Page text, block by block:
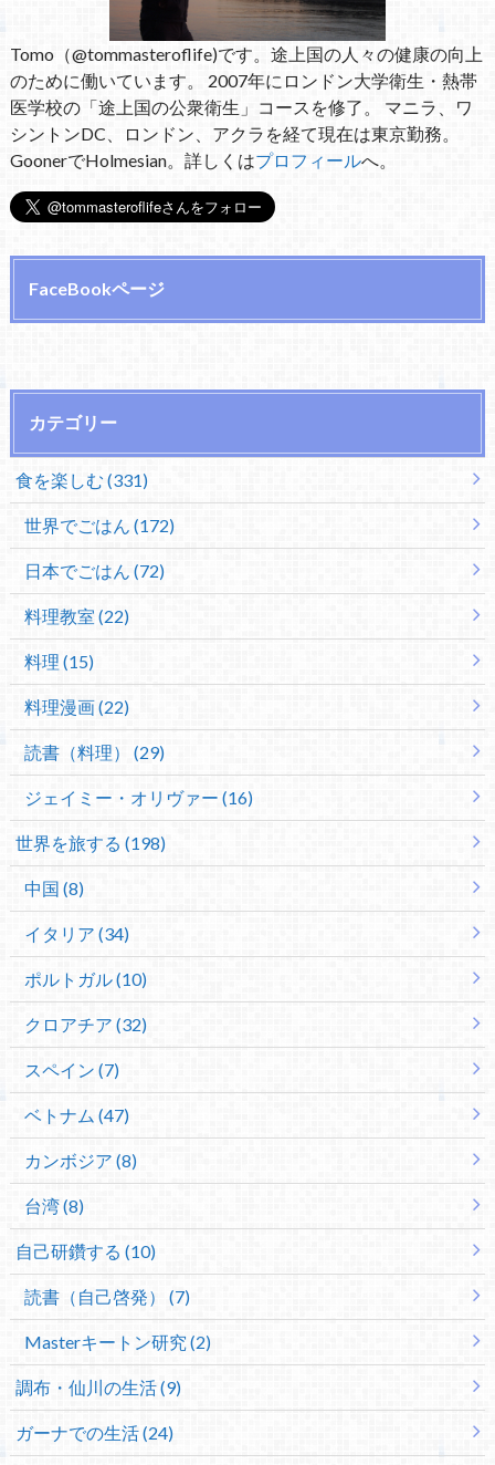
Tomo（@tommasteroflife)です。途上国の人々の健康の向上
のために働いています。 2007年にロンドン大学衛生・熱帯
医学校の「途上国の公衆衛生」コースを修了。 マニラ、ワ
シントンDC、ロンドン、アクラを経て現在は東京勤務。
GoonerでHolmesian。詳しくはプロフィールへ。
FaceBookページ
カテゴリー
食を楽しむ (331)
世界でごはん (172)
日本でごはん (72)
料理教室 (22)
料理 (15)
料理漫画 (22)
読書（料理） (29)
ジェイミー・オリヴァー (16)
世界を旅する (198)
中国 (8)
イタリア (34)
ポルトガル (10)
クロアチア (32)
スペイン (7)
ベトナム (47)
カンボジア (8)
台湾 (8)
自己研鑽する (10)
読書（自己啓発） (7)
Masterキートン研究 (2)
調布・仙川の生活 (9)
ガーナでの生活 (24)